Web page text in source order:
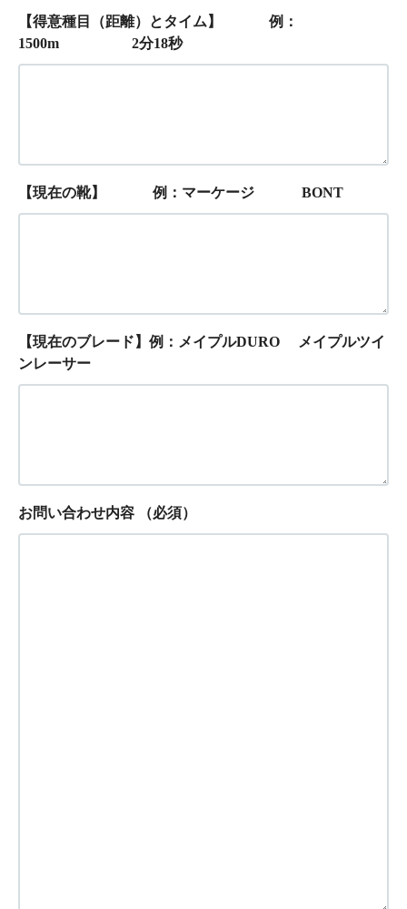
【得意種目（距離）とタイム】 例：
1500m 2分18秒
【現在の靴】 例：マーケージ BONT
【現在のブレード】例：メイプルDURO メイプルツイ
ンレーサー
お問い合わせ内容 （必須）